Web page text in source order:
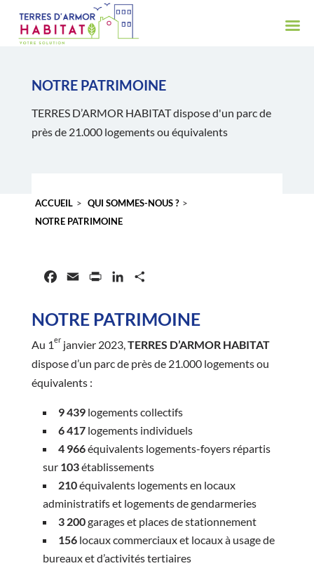
NOTRE PATRIMOINE
TERRES D’ARMOR HABITAT dispose d'un parc de
près de 21.000 logements ou équivalents
ACCUEIL > QUI SOMMES-NOUS ? >
NOTRE PATRIMOINE
Facebook
Email Print LinkedIn
NOTRE PATRIMOINE
Au 1er janvier 2023, TERRES D’ARMOR HABITAT
dispose d’un parc de près de 21.000 logements ou
équivalents :
9 439 logements collectifs
6 417 logements individuels
4 966équivalents logements-foyers répartis
sur 103établissements
210équivalents logements en locaux
administratifs et logements de gendarmeries
3 200garages et places de stationnement
156 locaux commerciaux et locaux à usage de
bureaux et d’activités tertiaires